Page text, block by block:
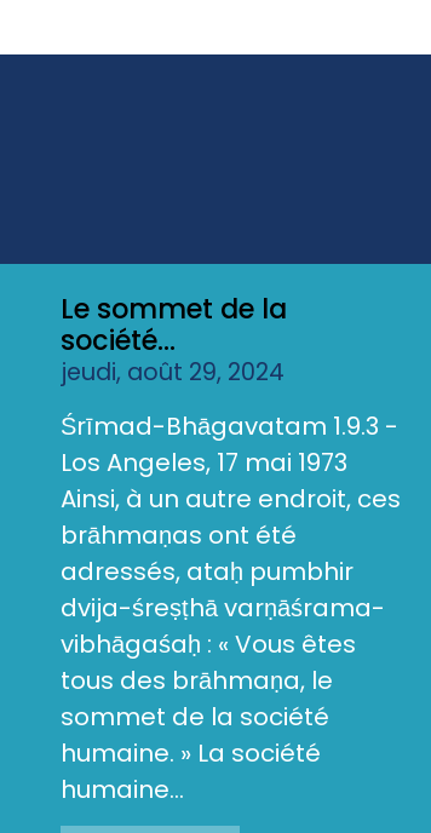
Le sommet de la
société...
jeudi, août 29, 2024
Śrīmad-Bhāgavatam 1.9.3 -
Los Angeles, 17 mai 1973
Ainsi, à un autre endroit, ces
brāhmaṇas ont été
adressés, ataḥ pumbhir
dvija-śreṣṭhā varṇāśrama-
vibhāgaśaḥ : « Vous êtes
tous des brāhmaṇa, le
sommet de la société
humaine. » La société
humaine...